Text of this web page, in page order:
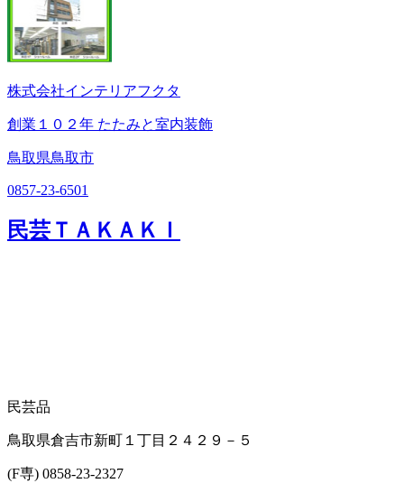
株式会社インテリアフクタ
創業１０２年 たたみと室内装飾
鳥取県鳥取市
0857-23-6501
民芸ＴＡＫＡＫＩ
民芸品
鳥取県倉吉市新町１丁目２４２９－５
(F専) 0858-23-2327